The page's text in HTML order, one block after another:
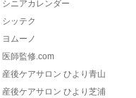
シニアカレンダー
シッテク
ヨムーノ
医師監修.com
産後ケアサロン ひより青山
産後ケアサロン ひより芝浦